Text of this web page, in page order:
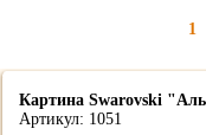
1
Картина Swarovski
Артикул: 1051